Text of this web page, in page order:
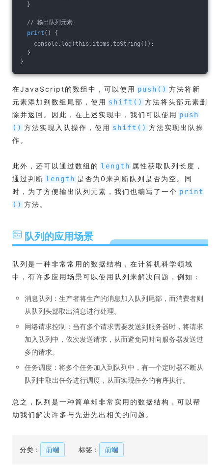
}
// 输出队列元素
print () {
console.log(this.items.toString());
}
}
在JavaScript的数组中，可以使用 push() 方法将新
元素添加到数组尾部，使用 shift() 方法将头部元素删
除并返回。因此，在上述实现中，我们可以使用 push
() 方法实现入队操作，使用 shift() 方法实现出队操
作。
此外，还可以通过数组的 length 属性获取队列长度，
通过判断 length 是否为0来判断队列是否为空。同
时，为了方便输出队列元素，我们也编写了一个 print
() 方法。
队列的应用场景
队列是一种非常常用的数据结构，在计算机科学领域
中，有许多应用场景可以使用队列来解决问题，例如：
消息队列：生产者将生产的消息加入队列尾部，而消费者则
从队列头部取出消息进行处理。
网络请求控制：当有多个请求需要发送到服务器时，将请求
加入队列中，依次发送请求，从而避免同时向服务器发送过
多的请求。
任务调度：将多个任务加入到队列中，有一个定时器不断从
队列中取出任务进行调度，从而实现任务的有序执行。
总之，队列是一种简单却非常实用的数据结构，可以帮
助我们解决许多与先进先出相关的问题。
分类： 前端 标签： 前端